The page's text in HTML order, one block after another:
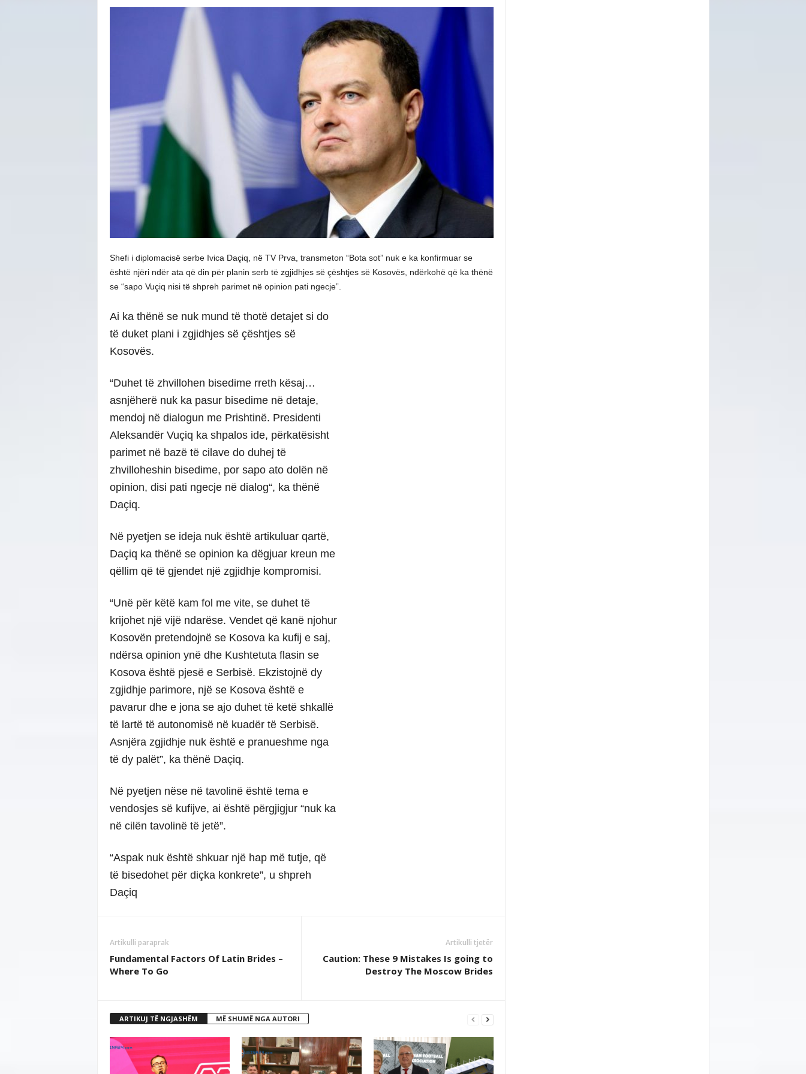
Shefi i diplomacisë serbe Ivica Daçiq, në TV Prva, transmeton “Bota sot” nuk e ka konfirmuar se
është njëri ndër ata që din për planin serb të zgjidhjes së çështjes së Kosovës, ndërkohë që ka thënë
se “sapo Vuçiq nisi të shpreh parimet në opinion pati ngecje”.
Ai ka thënë se nuk mund të thotë detajet si do
të duket plani i zgjidhjes së çështjes së
Kosovës.
“Duhet të zhvillohen bisedime rreth kësaj…
asnjëherë nuk ka pasur bisedime në detaje,
mendoj në dialogun me Prishtinë. Presidenti
Aleksandër Vuçiq ka shpalos ide, përkatësisht
parimet në bazë të cilave do duhej të
zhvilloheshin bisedime, por sapo ato dolën në
opinion, disi pati ngecje në dialog“, ka thënë
Daçiq.
Në pyetjen se ideja nuk është artikuluar qartë,
Daçiq ka thënë se opinion ka dëgjuar kreun me
qëllim që të gjendet një zgjidhje kompromisi.
“Unë për këtë kam fol me vite, se duhet të
krijohet një vijë ndarëse. Vendet që kanë njohur
Kosovën pretendojnë se Kosova ka kufij e saj,
ndërsa opinion ynë dhe Kushtetuta flasin se
Kosova është pjesë e Serbisë. Ekzistojnë dy
zgjidhje parimore, një se Kosova është e
pavarur dhe e jona se ajo duhet të ketë shkallë
të lartë të autonomisë në kuadër të Serbisë.
Asnjëra zgjidhje nuk është e pranueshme nga
të dy palët”, ka thënë Daçiq.
Në pyetjen nëse në tavolinë është tema e
vendosjes së kufijve, ai është përgjigjur “nuk ka
në cilën tavolinë të jetë”.
“Aspak nuk është shkuar një hap më tutje, që
të bisedohet për diçka konkrete”, u shpreh
Daçiq
Artikulli paraprak
Fundamental Factors Of Latin Brides –
Where To Go
Artikulli tjetër
Caution: These 9 Mistakes Is going to
Destroy The Moscow Brides
ARTIKUJ TË NGJASHËM MË SHUMË NGA AUTORI